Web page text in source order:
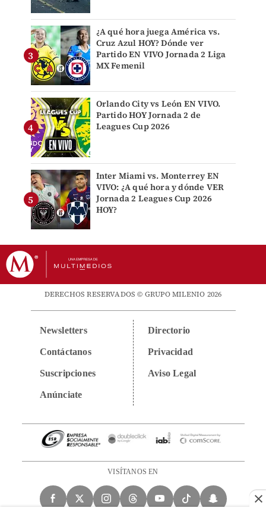
¿A qué hora juega América vs.
Cruz Azul HOY? Dónde ver
Partido EN VIVO Jornada 2 Liga
MX Femenil
Orlando City vs León EN VIVO.
Partido HOY Jornada 2 de
Leagues Cup 2026
Inter Miami vs. Monterrey EN
VIVO: ¿A qué hora y dónde VER
Jornada 2 Leagues Cup 2026
HOY?
DERECHOS RESERVADOS © GRUPO MILENIO 2026
Newsletters
Contáctanos
Suscripciones
Anúnciate
Directorio
Privacidad
Aviso Legal
VISÍTANOS EN